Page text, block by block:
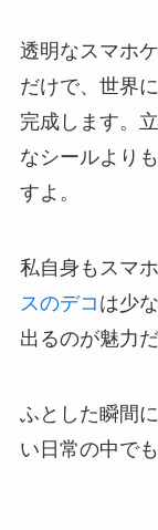
透明なスマホ
だけで、世界
完成します。
なシールより
すよ。
私自身もスマ
スのデコ は少
出るのが魅力
ふとした瞬間
い日常の中で